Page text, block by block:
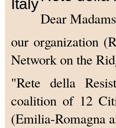
Dear
our organization
Network on the
"Rete della
coalition of 12
(Emilia-Romagna